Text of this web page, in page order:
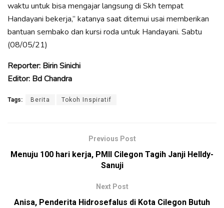
waktu untuk bisa mengajar langsung di Skh tempat
Handayani bekerja,” katanya saat ditemui usai memberikan
bantuan sembako dan kursi roda untuk Handayani. Sabtu
(08/05/21)
Reporter: Birin Sinichi
Editor: Bd Chandra
Tags: Berita Tokoh Inspiratif
Previous Post
Menuju 100 hari kerja, PMII Cilegon Tagih Janji Helldy-
Sanuji
Next Post
Anisa, Penderita Hidrosefalus di Kota Cilegon Butuh